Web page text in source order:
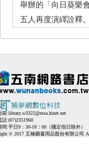
舉辦的「向日葵樂
五人再度演繹詮釋
箱:library.w3322@msa.hinet.net
話:(07)2351960
間:平日9：30-18：00（國定假日除外）
© 2017 五楠圖書用品股份有限公司